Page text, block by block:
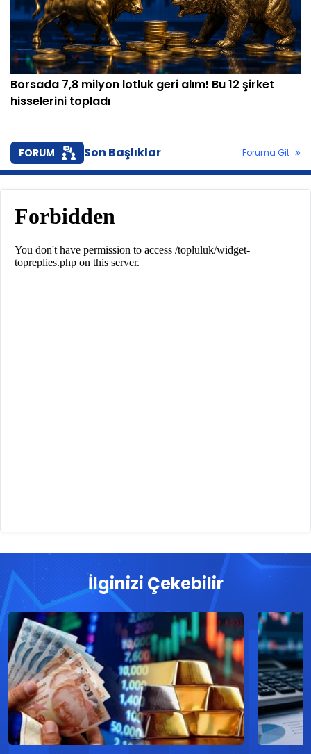
Borsada 7,8 milyon lotluk geri alım! Bu 12 şirket
hisselerini topladı
FORUM Son Başlıklar Foruma Git
İlginizi Çekebilir